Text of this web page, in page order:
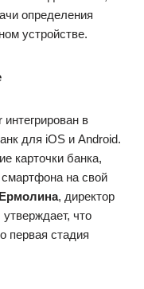
определения
устройстве.
в
для iOS и Android.
карточки банка,
смартфона на свой
, директор
что
первая стадия